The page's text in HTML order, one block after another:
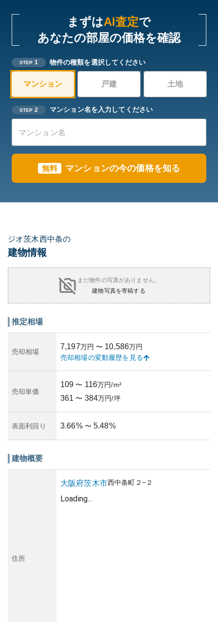
まずはAI査定で
あなたの部屋の価格を確認
STEP 1 物件の種類を選択してください
マンション 戸建 土地
STEP 2 マンション名を入力してください
無料 マンションの今の価格を知る
ジオ茨木西中条の
建物情報
まだ物件の写真がありません。
建物写真を寄稿する
推定相場
売却相場
7,197万円 〜 10,586万円
売却相場の変動履歴を見る
売却単価
109 〜 116万円/m²
361 〜 384万円/坪
表面利回り 3.66% 〜 5.48%
建物概要
住所
大阪府茨木市西中条町 ２−２
Loading...